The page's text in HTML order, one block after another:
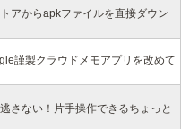
アからapkファイルを直接ダウン
謹製クラウドメモアプリを改めて
さない！片手操作できるちょっと